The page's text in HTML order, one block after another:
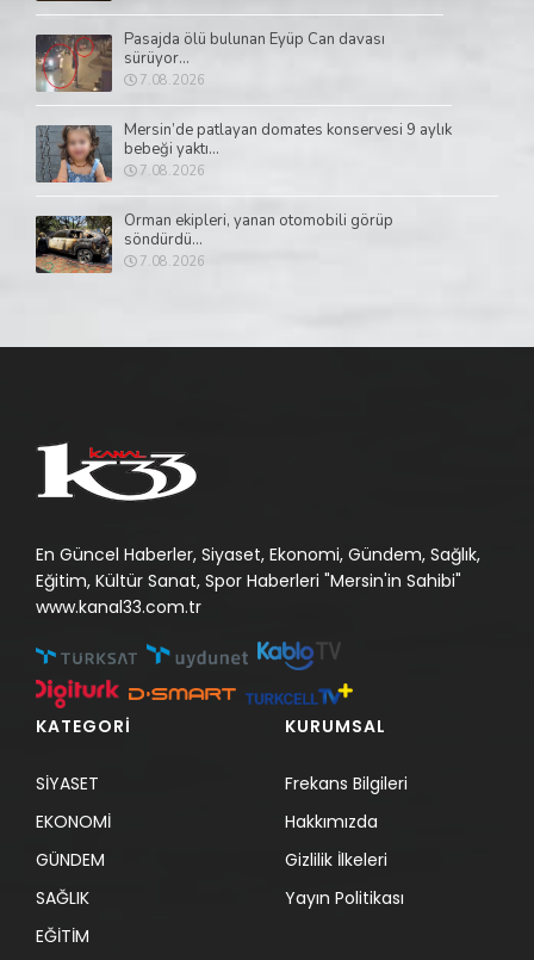
Pasajda ölü bulunan Eyüp Can davası
sürüyor...
7.08.2026
Mersin’de patlayan domates konservesi 9 aylık
bebeği yaktı...
7.08.2026
Orman ekipleri, yanan otomobili görüp
söndürdü...
7.08.2026
En Güncel Haberler, Siyaset, Ekonomi, Gündem, Sağlık,
Eğitim, Kültür Sanat, Spor Haberleri "Mersin'in Sahibi"
www.kanal33.com.tr
KATEGORİ
SİYASET
EKONOMİ
GÜNDEM
SAĞLIK
EĞİTİM
KURUMSAL
Frekans Bilgileri
Hakkımızda
Gizlilik İlkeleri
Yayın Politikası